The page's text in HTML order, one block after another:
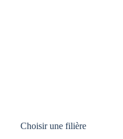
Choisir une filière